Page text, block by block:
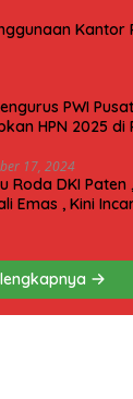
Kantor
PWI
HPN 2025 di
17, 2024
Roda DKI Paten
Emas , Kini